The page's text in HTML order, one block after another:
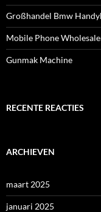
Großhandel Bmw
Mobile Phone
Gunmak Machine
RECENTE REACTIES
ARCHIEVEN
maart 2025
januari 2025